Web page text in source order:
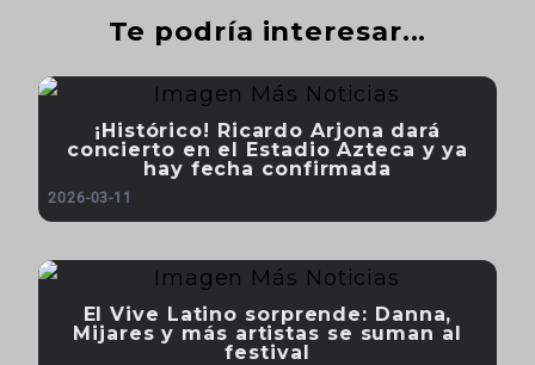
Te podría interesar...
¡Histórico! Ricardo Arjona dará
concierto en el Estadio Azteca y ya
hay fecha confirmada
2026-03-11
El Vive Latino sorprende: Danna,
Mijares y más artistas se suman al
festival